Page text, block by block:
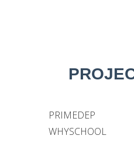
PRIMEDEP
WHYSCHOOL